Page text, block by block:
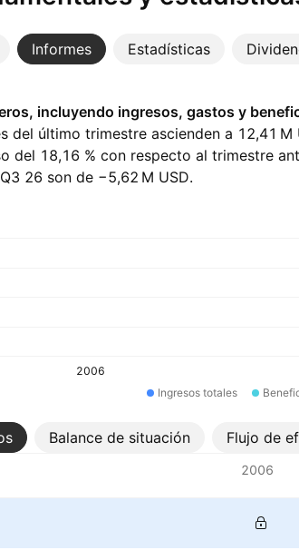
Informes Estadísticas
incluyendo ingresos, gastos y
del último trimestre ascienden a ‪12,41 M‬
del 18,16 % con respecto al trimestre
26 son de ‪−5,62 M‬ USD.
2006
Ingresos totales
Balance de situación Flujo de
2006